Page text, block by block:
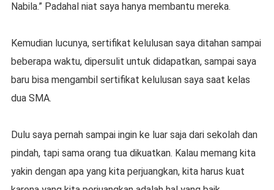
Nabila.” Padahal niat saya hanya membantu mereka.
Kemudian lucunya, sertifikat kelulusan saya ditahan sampai
beberapa waktu, dipersulit untuk didapatkan, sampai saya
baru bisa mengambil sertifikat kelulusan saya saat kelas
dua SMA.
Dulu saya pernah sampai ingin ke luar saja dari sekolah dan
pindah, tapi sama orang tua dikuatkan. Kalau memang kita
yakin dengan apa yang kita perjuangkan, kita harus kuat